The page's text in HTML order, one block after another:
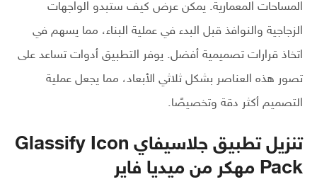
المساحات المعمارية. يمكن عرض كيف ستبدو الواجهات
الزجاجية والنوافذ قبل البدء في عملية البناء، مما يسهم في
اتخاذ قرارات تصميمية أفضل. يوفر التطبيق أدوات تساعد على
تصور هذه العناصر بشكل ثلاثي الأبعاد، مما يجعل عملية
التصميم أكثر دقة وتخصيصًا.
تنزيل تطبيق جلاسيفاي Glassify Icon
Pack مهكر من ميديا فاير